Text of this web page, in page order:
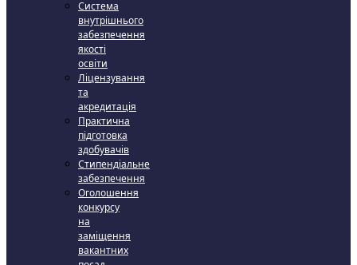
Система
внутрішнього
забезпечення
якості
освіти
Ліцензування
та
акредитація
Практична
підготовка
здобувачів
Стипендіальне
забезпечення
Оголошення
конкурсу
на
заміщення
вакантних